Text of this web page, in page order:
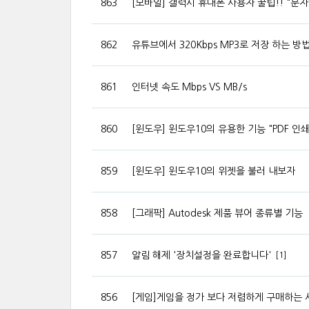
863 [모바일] 갤럭시 휴대폰 사용자 꿀팁!! "문
862 유튜브에서 320Kbps MP3로 저장 하는 방법
861 인터넷 속도 Mbps VS MB/s
860 [윈도우] 윈도우10의 유용한 기능 "PDF 인
859 [윈도우] 윈도우10의 위젯을 불러 내보자
858 [그래팍] Autodesk 제품 뷰어 종류별 기능
857 알림 해제 '장치설정을 완료합니다' [1]
856 [게임]게임을 정가 보다 저렴하게 구매하는